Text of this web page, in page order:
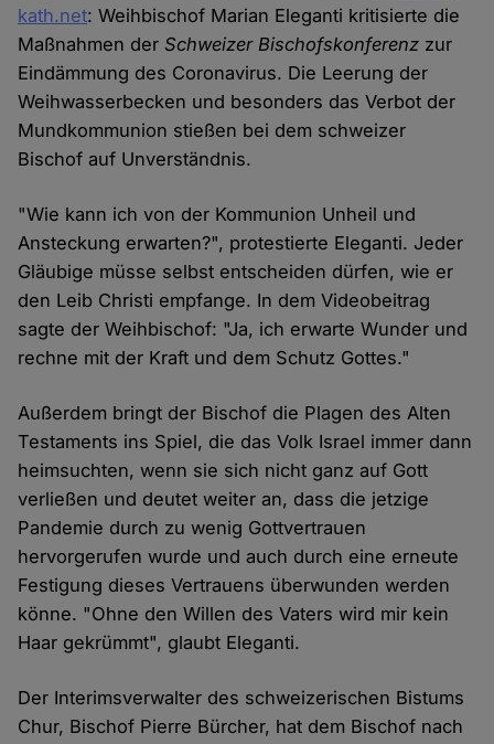
kath.net: Weihbischof Marian Eleganti kritisierte die
Maßnahmen derSchweizer Bischofskonferenz zur
Eindämmung des Coronavirus. Die Leerung der
Weihwasserbecken und besonders das Verbot der
Mundkommunion stießen bei dem schweizer
Bischof auf Unverständnis.
"Wie kann ich von der Kommunion Unheil und
Ansteckung erwarten?", protestierte Eleganti. Jeder
Gläubige müsse selbst entscheiden dürfen, wie er
den Leib Christi empfange. In dem Videobeitrag
sagte der Weihbischof: "Ja, ich erwarte Wunder und
rechne mit der Kraft und dem Schutz Gottes."
Außerdem bringt der Bischof die Plagen des Alten
Testaments ins Spiel, die das Volk Israel immer dann
heimsuchten, wenn sie sich nicht ganz auf Gott
verließen und deutet weiter an, dass die jetzige
Pandemie durch zu wenig Gottvertrauen
hervorgerufen wurde und auch durch eine erneute
Festigung dieses Vertrauens überwunden werden
könne. "Ohne den Willen des Vaters wird mir kein
Haar gekrümmt", glaubt Eleganti.
Der Interimsverwalter des schweizerischen Bistums
Chur, Bischof Pierre Bürcher, hat dem Bischof nach